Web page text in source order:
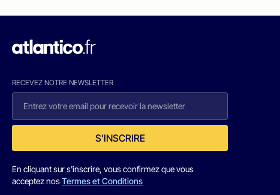
RECEVEZ NOTRE NEWSLETTER
S'INSCRIRE
En cliquant sur s'inscrire, vous confirmez que vous
acceptez nosTermes et Conditions